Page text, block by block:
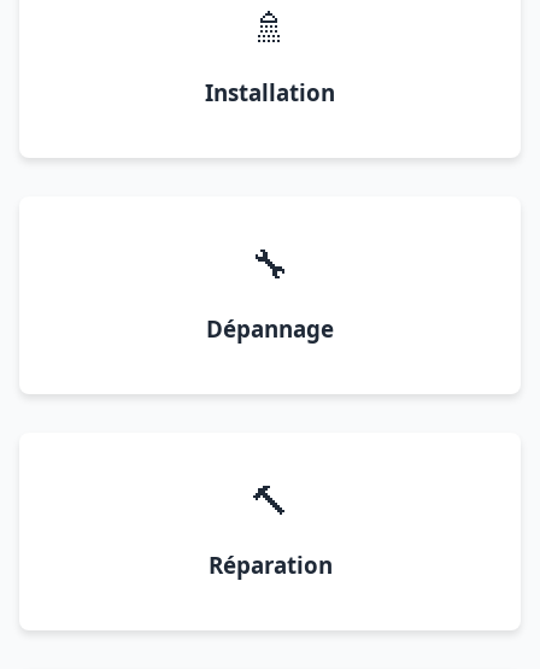
🚿
Installation
🔧
Dépannage
🔨
Réparation